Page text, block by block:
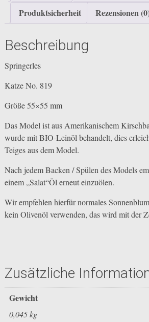
Produktsicherheit
Rezensionen
Beschreibung
Springerles
Katze No. 819
Größe 55×55 mm
Das Model ist aus Amerikanischem
wurde mit BIO-Leinöl behandelt, dies
Teiges aus dem Model.
Nach jedem Backen / Spülen des Models
einem „Salat“Öl erneut einzuölen.
Wir empfehlen hierfür normales
kein Olivenöl verwenden, das wird mit der
Zusätzliche
Gewicht
0,045 kg